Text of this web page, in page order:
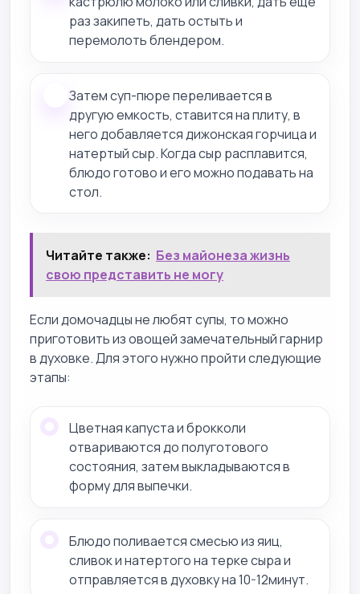
раз закипеть, дать остыть и
перемолоть блендером.
Затем суп-пюре переливается в
другую емкость, ставится на плиту, в
него добавляется дижонская горчица и
натертый сыр. Когда сыр расплавится,
блюдо готово и его можно подавать на
стол.
Читайте также: Без майонеза жизнь
свою представить не могу
Если домочадцы не любят супы, то можно
приготовить из овощей замечательный гарнир
в духовке. Для этого нужно пройти следующие
этапы:
Цветная капуста и брокколи
отвариваются до полуготового
состояния, затем выкладываются в
форму для выпечки.
Блюдо поливается смесью из яиц,
сливок и натертого на терке сыра и
отправляется в духовку на 10-12минут.